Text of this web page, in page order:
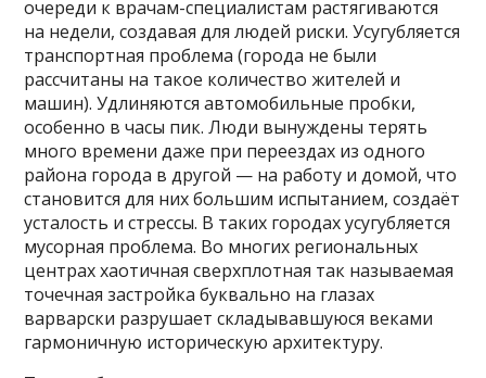
очереди к врачам-специалистам растягиваются
на недели, создавая для людей риски. Усугубляется
транспортная проблема (города не были
рассчитаны на такое количество жителей и
машин). Удлиняются автомобильные пробки,
особенно в часы пик. Люди вынуждены терять
много времени даже при переездах из одного
района города в другой — на работу и домой, что
становится для них большим испытанием, создаёт
усталость и стрессы. В таких городах усугубляется
мусорная проблема. Во многих региональных
центрах хаотичная сверхплотная так называемая
точечная застройка буквально на глазах
варварски разрушает складывавшуюся веками
гармоничную историческую архитектуру.